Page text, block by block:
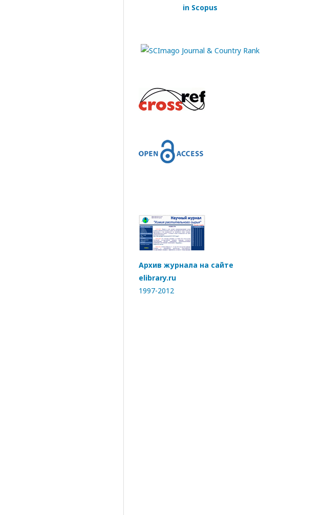
in Scopus
Архив журнала на сайте
elibrary.ru
1997-2012